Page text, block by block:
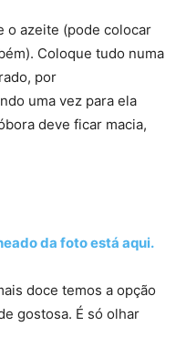
o azeite (pode colocar
Coloque tudo numa
por
uma vez para ela
deve ficar macia,
da foto está aqui.
doce temos a opção
gostosa. É só olhar